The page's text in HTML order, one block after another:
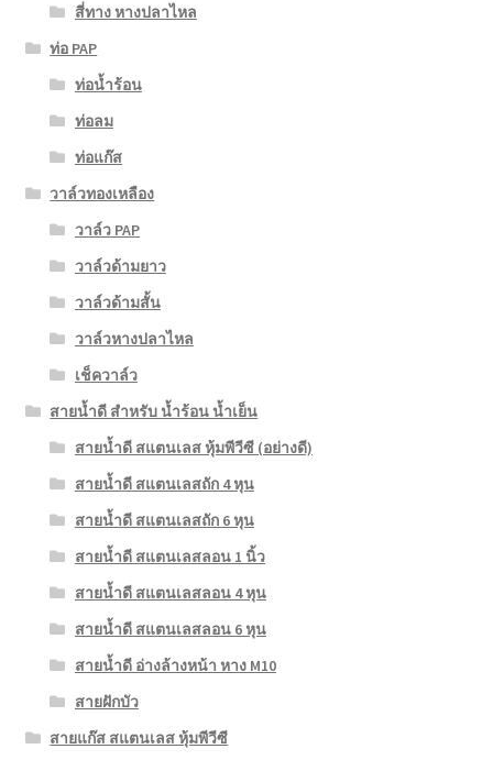
สี่ทาง หางปลาไหล
ท่อ PAP
ท่อน้ำร้อน
ท่อลม
ท่อแก๊ส
วาล์วทองเหลือง
วาล์ว PAP
วาล์วด้ามยาว
วาล์วด้ามสั้น
วาล์วหางปลาไหล
เช็ควาล์ว
สายน้ำดี สำหรับ น้ำร้อน น้ำเย็น
สายน้ำดี สแตนเลส หุ้มพีวีซี (อย่างดี)
สายน้ำดี สแตนเลสถัก 4 หุน
สายน้ำดี สแตนเลสถัก 6 หุน
สายน้ำดี สแตนเลสลอน 1 นิ้ว
สายน้ำดี สแตนเลสลอน 4 หุน
สายน้ำดี สแตนเลสลอน 6 หุน
สายน้ำดี อ่างล้างหน้า หาง M10
สายฝักบัว
สายแก๊ส สแตนเลส หุ้มพีวีซี